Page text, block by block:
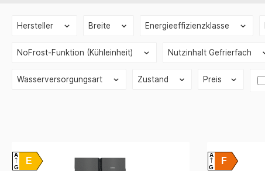
Hersteller Breite Energieeffizienzklasse
NoFrost-Funktion (Kühleinheit) Nutzinhalt Gefrierfach
Wasserversorgungsart Zustand Preis
E
A
G
F
A
G